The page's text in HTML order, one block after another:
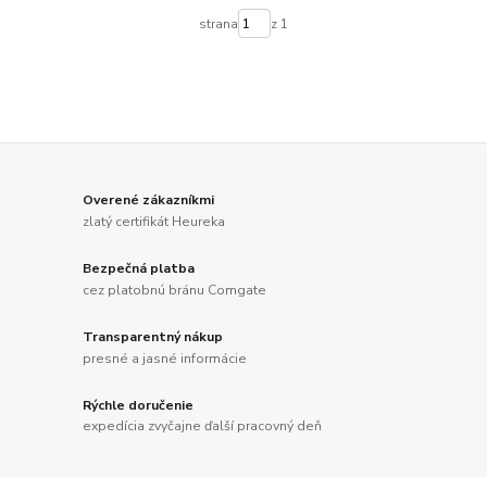
strana z 1
Overené zákazníkmi
zlatý certifikát Heureka
Bezpečná platba
cez platobnú bránu Comgate
Transparentný nákup
presné a jasné informácie
Rýchle doručenie
expedícia zvyčajne ďalší pracovný deň